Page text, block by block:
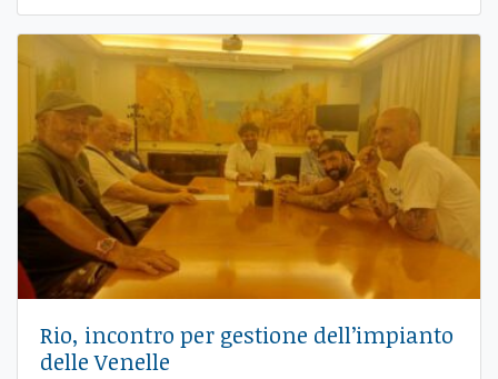
Rio, incontro per gestione dell’impianto
delle Venelle